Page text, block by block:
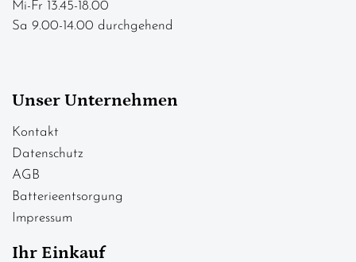
Mi-Fr 13.45-18.00
Sa 9.00-14.00 durchgehend
Unser Unternehmen
Kontakt
Datenschutz
AGB
Batterieentsorgung
Impressum
Ihr Einkauf